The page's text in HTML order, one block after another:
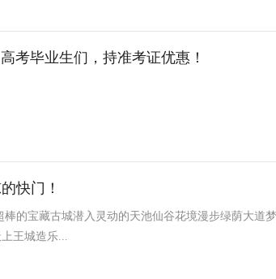
考毕业生们，持准考证优惠！
快门！
的宝藏古城潜入灵动的天池仙谷花境漫步绿荫大道
王城造乐...